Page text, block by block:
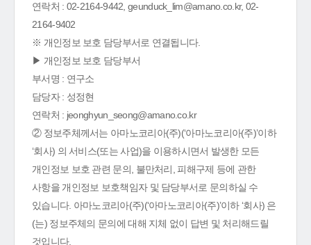
연락처 : 02-2164-9442, geunduck_lim@amano.co.kr, 02-
2164-9402
※ 개인정보 보호 담당부서로 연결됩니다.
▶ 개인정보 보호 담당부서
부서명 : 연구소
담당자 : 성정현
연락처 : jeonghyun_seong@amano.co.kr
② 정보주체께서는 아마노코리아(주)(‘아마노코리아(주)’이하
‘회사) 의 서비스(또는 사업)을 이용하시면서 발생한 모든
개인정보 보호 관련 문의, 불만처리, 피해구제 등에 관한
사항을 개인정보 보호책임자 및 담당부서로 문의하실 수
있습니다. 아마노코리아(주)(‘아마노코리아(주)’이하 ‘회사) 은
(는) 정보주체의 문의에 대해 지체 없이 답변 및 처리해드릴
것입니다.